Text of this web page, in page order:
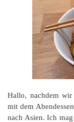
Hallo, nachdem wir
mit dem
nach Asien. Ich